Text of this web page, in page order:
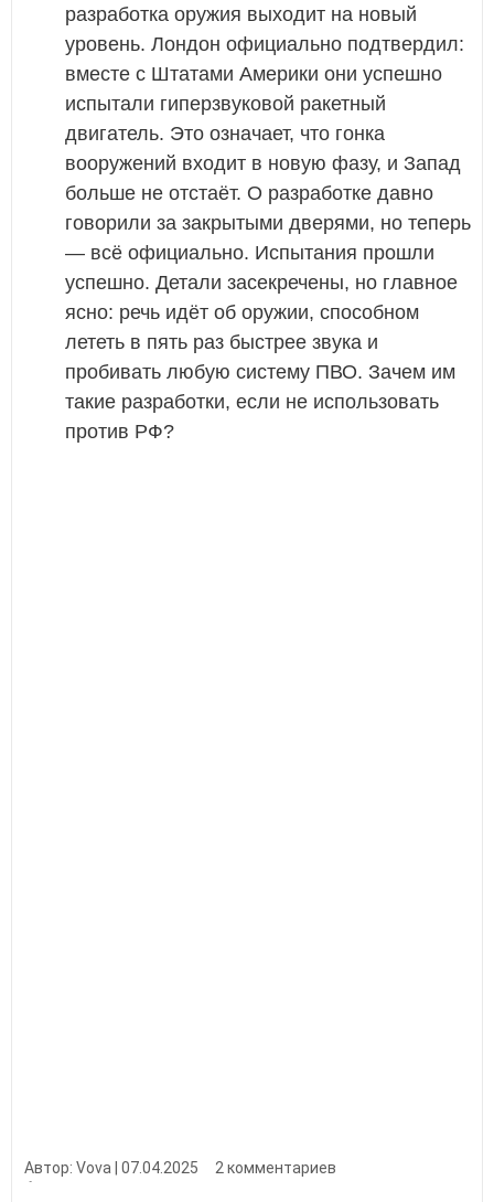
разработка оружия выходит на новый
уровень. Лондон официально подтвердил:
вместе с Штатами Америки они успешно
испытали гиперзвуковой ракетный
двигатель. Это означает, что гонка
вооружений входит в новую фазу, и Запад
больше не отстаёт. О разработке давно
говорили за закрытыми дверями, но теперь
— всё официально. Испытания прошли
успешно. Детали засекречены, но главное
ясно: речь идёт об оружии, способном
лететь в пять раз быстрее звука и
пробивать любую систему ПВО. Зачем им
такие разработки, если не использовать
против РФ?
Автор: Vova | 07.04.2025
2 комментариев